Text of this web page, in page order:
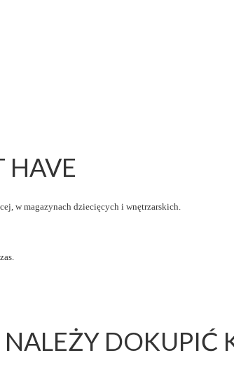
HAVE
w magazynach dziecięcych i wnętrzarskich.
DOKUPIĆ